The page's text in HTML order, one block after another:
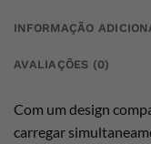
INFORMAÇÃO
AVALIAÇÕES (0)
Com um design
carregar